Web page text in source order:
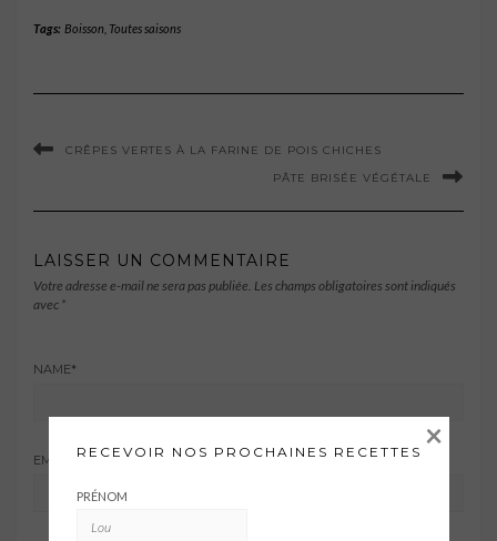
Tags: Boisson Toutes saisons
CRÊPES VERTES À LA FARINE DE POIS CHICHES
PÂTE BRISÉE VÉGÉTALE
LAISSER UN COMMENTAIRE
Votre adresse e-mail ne sera pas publiée. Les champs obligatoires sont indiqués
avec *
NAME*
EMAIL ADDRESS *
RECEVOIR NOS PROCHAINES RECETTES
PRÉNOM
×